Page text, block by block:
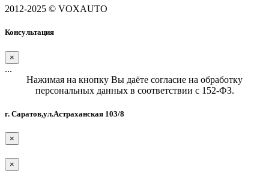
2012-2025 © VOXAUTO
Консультация
×
...
Нажимая на кнопку Вы даёте согласие на обработку
персональных данных в соответствии с 152-ФЗ.
г. Саратов,ул.Астраханская 103/8
×
×